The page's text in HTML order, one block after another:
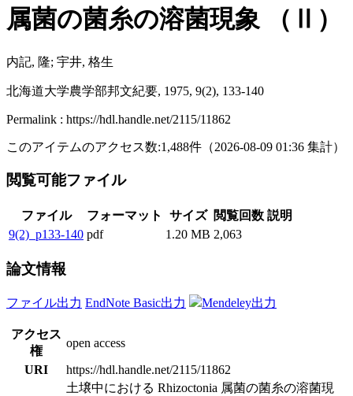
属菌の菌糸の溶菌現象 （Ⅱ）
内記, 隆; 宇井, 格生
北海道大学農学部邦文紀要, 1975, 9(2), 133-140
Permalink : https://hdl.handle.net/2115/11862
このアイテムのアクセス数:1,488件 （2026-08-09 01:36 集計）
閲覧可能ファイル
ファイル フォーマット サイズ 閲覧回数 説明
9(2)_p133-140 pdf 1.20 MB 2,063
論文情報
ファイル出力 EndNote Basic出力 Mendeley出力
アクセス
権
open access
URI
https://hdl.handle.net/2115/11862
土壌中における Rhizoctonia 属菌の菌糸の溶菌現